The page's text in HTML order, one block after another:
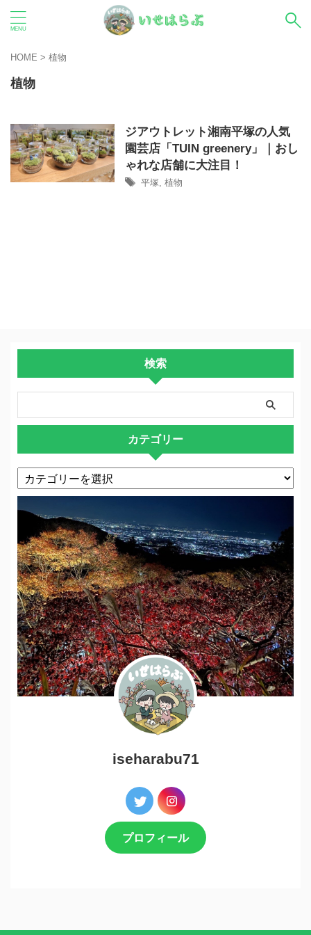
HOME > 植物
植物
ジアウトレット湘南平塚の人気
園芸店「TUIN greenery」｜おし
ゃれな店舗に大注目！
平塚, 植物
検索
カテゴリー
iseharabu71
プロフィール